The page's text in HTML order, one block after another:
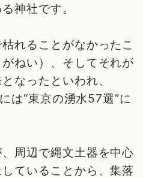
神社です。
れることがなかったこ
ねい）、そしてそれが
なったといわれ、
は“東京の湧水57選”に
周辺で縄文土器を中心
ていることから、集落